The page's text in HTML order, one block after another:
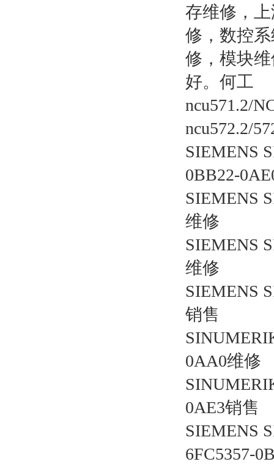
存维修，
修，数控
修，模块
好。何工
ncu571.2/
ncu572.2/
SIEMENS
0BB22-
SIEMENS
维修
SIEMENS
维修
SIEMENS
销售
0AA0维修
0AE3销售
SIEMENS
6FC5357-